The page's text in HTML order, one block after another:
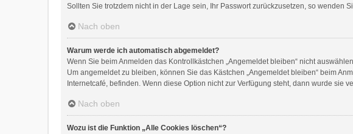
Sollten Sie trotzdem nicht in der Lage sein, Ihr Passwort zurückzusetzen, so wenden
Nach oben
Warum werde ich automatisch abgemeldet?
Wenn Sie beim Anmelden das Kontrollkästchen „Angemeldet bleiben“ nicht
Um angemeldet zu bleiben, können Sie das Kästchen „Angemeldet bleiben“ beim
Internetcafé, befinden. Wenn diese Option nicht zur Verfügung steht, dann wurde sie
Nach oben
Wozu ist die Funktion „Alle Cookies löschen“?